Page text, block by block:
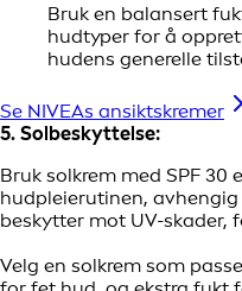
Bruk en balansert
hudtyper for å
hudens generelle
Se NIVEAs ansiktskremer
5. Solbeskyttelse:
Bruk solkrem med SPF 30
hudpleierutinen,
beskytter mot UV-skader,
Velg en solkrem som